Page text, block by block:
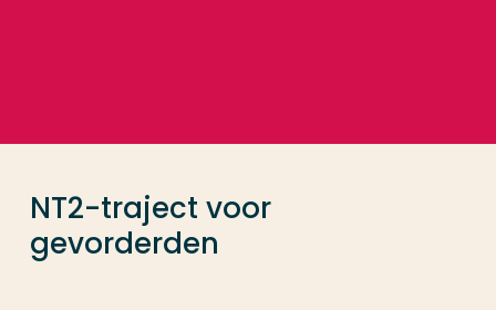
NT2-traject voor
gevorderden
Opleiding
Contact